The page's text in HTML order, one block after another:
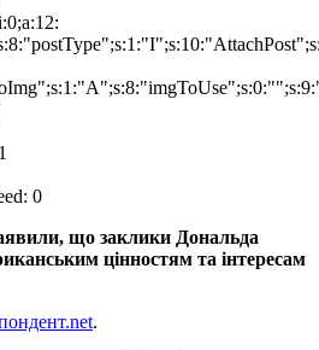
1
0
що заклики Дональда
цінностям та інтересам
.